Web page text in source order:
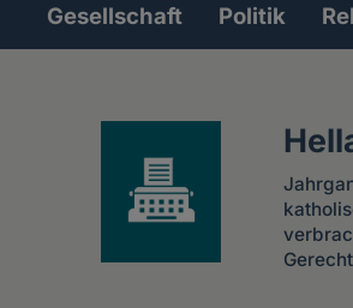
Hauptnavigation
Gesellschaft Politik